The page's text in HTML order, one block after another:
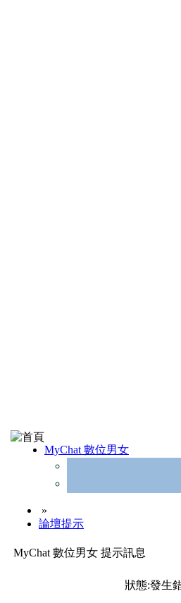
MyChat 數位男女
»
論壇提示
MyChat 數位男女 提示訊息
狀態:發生